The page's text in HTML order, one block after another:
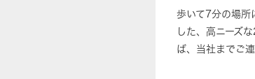
歩いて7分の場所
した、高ニーズ
ば、当社までご